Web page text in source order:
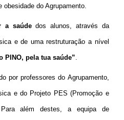
do Agrupamento.
a saúdedos alunos, através da
e de uma restruturação a nível
PINO, pela tua saúde”.
por professores do Agrupamento,
e do Projeto PES (Promoção e
além destes, a equipa de